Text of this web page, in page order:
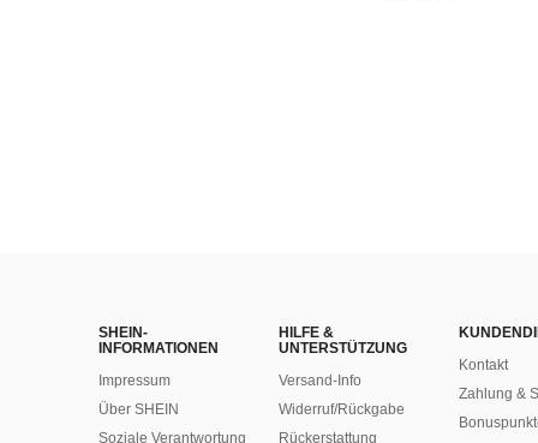
SHEIN-
INFORMATIONEN
Impressum
Über SHEIN
Soziale Verantwortung
HILFE &
UNTERSTÜTZUNG
Versand-Info
Widerruf/Rückgabe
Rückerstattung
Kontakt
Zahlung &